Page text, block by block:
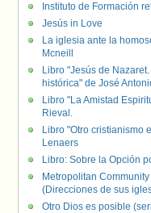
Instituto de Formación
Jesús in Love
La iglesia ante la
Mcneill
Libro "Jesús de
histórica" de José
Libro "La Amistad
Rieval.
Libro "Otro cristianismo
Lenaers
Libro: Sobre la Opción
Metropolitan
(Direcciones de sus
Otro Dios es posible